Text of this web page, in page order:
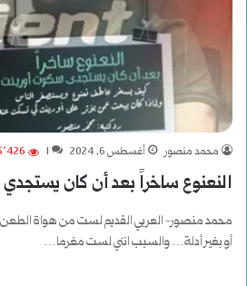
محمد منصور أغسطس 6, 2024 1
النعنوع ساخراً بعد أن كان
محمد منصور- العربي القديم لست من هواة الطعن
أو بغير أدلة… والسبب انني لست مغرما…